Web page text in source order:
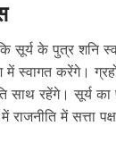
के पुत्र शनि
स्वागत करेंगे।
साथ रहेंगे। सूर्य
में सत्ता